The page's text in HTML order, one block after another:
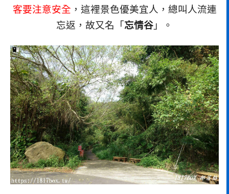
客要注意安全 ，這裡景色優美宜人，總叫人流連
忘返，故又名「 忘情谷 」。